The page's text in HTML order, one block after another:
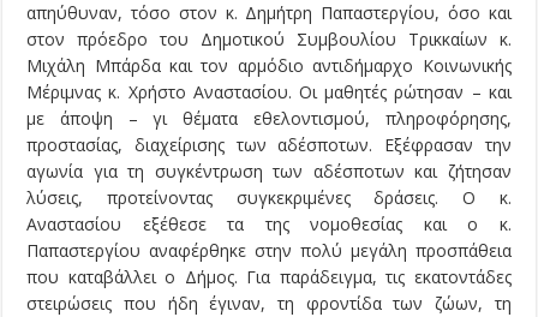
απηύθυναν, τόσο στον κ. Δημήτρη Παπαστεργίου, όσο και
στον πρόεδρο του Δημοτικού Συμβουλίου Τρικκαίων κ.
Μιχάλη Μπάρδα και τον αρμόδιο αντιδήμαρχο Κοινωνικής
Μέριμνας κ. Χρήστο Αναστασίου. Οι μαθητές ρώτησαν – και
με άποψη – γι θέματα εθελοντισμού, πληροφόρησης,
προστασίας, διαχείρισης των αδέσποτων. Εξέφρασαν την
αγωνία για τη συγκέντρωση των αδέσποτων και ζήτησαν
λύσεις, προτείνοντας συγκεκριμένες δράσεις. Ο κ.
Αναστασίου εξέθεσε τα της νομοθεσίας και ο κ.
Παπαστεργίου αναφέρθηκε στην πολύ μεγάλη προσπάθεια
που καταβάλλει ο Δήμος. Για παράδειγμα, τις εκατοντάδες
στειρώσεις που ήδη έγιναν, τη φροντίδα των ζώων, τη